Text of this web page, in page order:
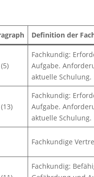
Definition der
Fachkundig:
Aufgabe.
aktuelle Schulung.
Fachkundig:
Aufgabe.
aktuelle Schulung.
Fachkundige
Fachkundig: